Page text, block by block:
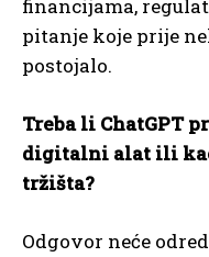
financijama,
pitanje koje prije
postojalo.
Treba li ChatGPT
digitalni alat ili
tržišta?
Odgovor neće